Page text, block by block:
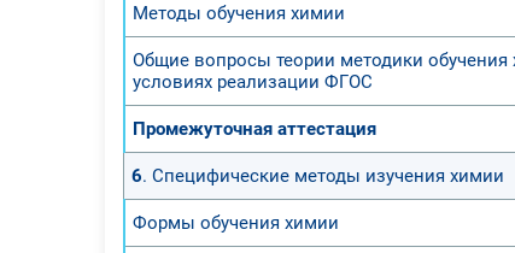
Методы обучения химии
Общие вопросы теории методики обучения
условиях реализации ФГОС
Промежуточная аттестация
6. Специфические методы изучения химии
Формы обучения химии